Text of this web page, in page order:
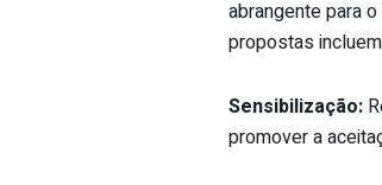
abrangente para
propostas
Sensibilização:
promover a